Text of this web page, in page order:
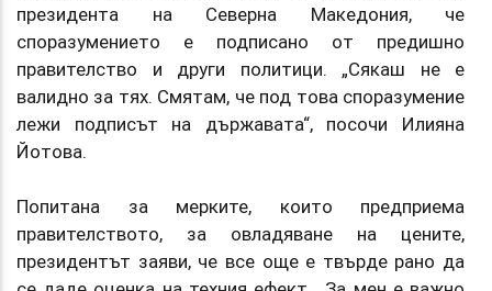
президента на Северна Македония, че
споразумението е подписано от предишно
правителство и други политици. „Сякаш не е
валидно за тях. Смятам, че под това споразумение
лежи подписът на държавата“, посочи Илияна
Йотова.
Попитана за мерките, които предприема
правителството, за овладяване на цените,
президентът заяви, че все още е твърде рано да